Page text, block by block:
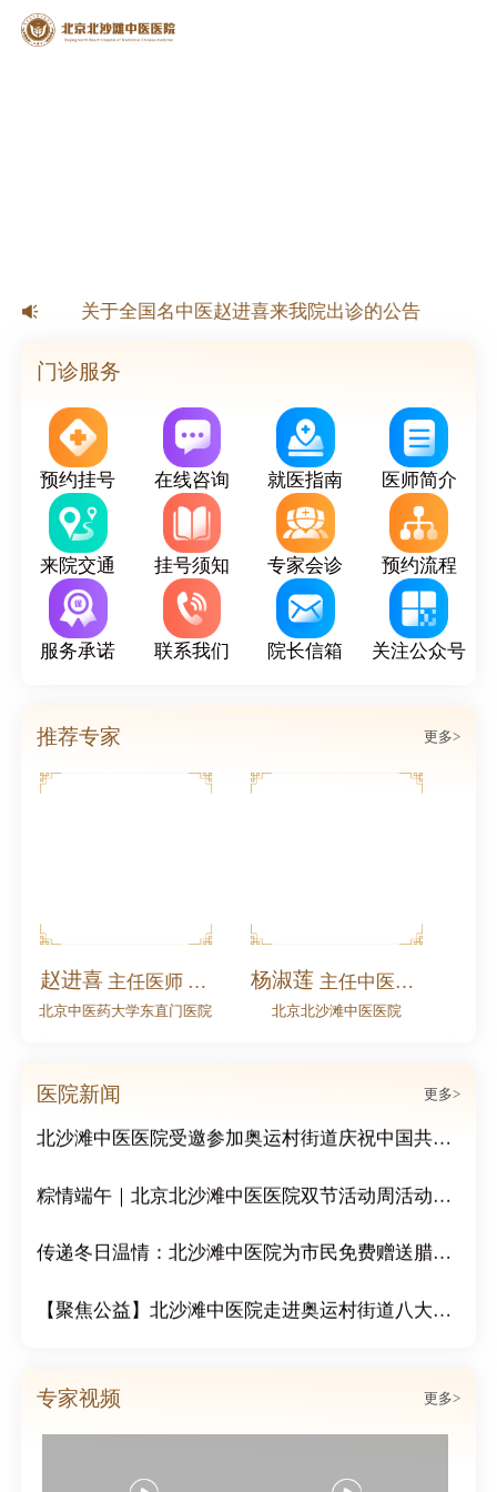
关于全国名中医赵进喜来我院出诊的公告
关于北京市名老中医来我院出诊的公告
门诊服务
预约挂号 在线咨询 就医指南 医师简介
来院交通 挂号须知 专家会诊 预约流程
服务承诺 联系我们 院长信箱 关注公众号
推荐专家 更多>
主任医师 全国名中医
东直门医院
杨淑莲 主任中医师 教授
北京北沙滩中医医院
张书信
北京中医药大学东直门
医院新闻 更多>
专家视频 更多>